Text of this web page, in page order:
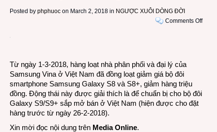
Posted by phphuoc on March 2, 2018 in NGƯỢC XUÔI DÒNG ĐỜI
Comments Offon
Từ ngày 1-3-2018, hàng loạt nhà phân phối và đại lý của
Samsung Vina ở Việt Nam đã đồng loạt giảm giá bộ đôi
smartphone Samsung Galaxy S8 và S8+, giảm hàng triệu
đồng. Động thái này được giải thích là để chuẩn bị cho bộ đôi
Galaxy S9/S9+ sắp mở bán ở Việt Nam (hiện được cho đặt
hàng trước từ ngày 26-2-2018).
Xin mời đọc nội dung trên Media Online.